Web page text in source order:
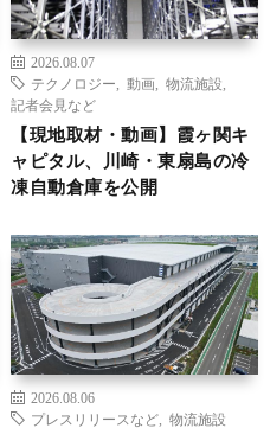
2026.08.07
テクノロジー
動画 物流施設
記者会見など
【現地取材・動画】霞ヶ関キ
ャピタル、川崎・東扇島の冷
凍自動倉庫を公開
2026.08.06
プレスリリースなど
物流施設